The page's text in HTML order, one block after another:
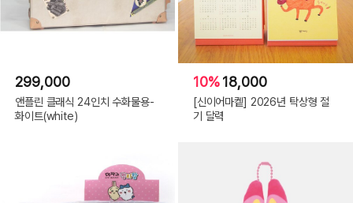
299,000
앤플린 클래식 24인치 수화물용-
화이트(white)
10%18,000
[신이어마켙] 2026년 탁상형 절
기 달력